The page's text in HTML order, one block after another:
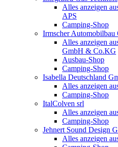
Alles anzeigen
APS
Camping-Shop
Irmscher
Alles anzeigen
GmbH & Co.KG
Ausbau-Shop
Camping-Shop
Isabella Deutschland
Alles anzeigen
Camping-Shop
ItalColven srl
Alles anzeigen
Camping-Shop
Jehnert Sound Design
Alles anzeigen